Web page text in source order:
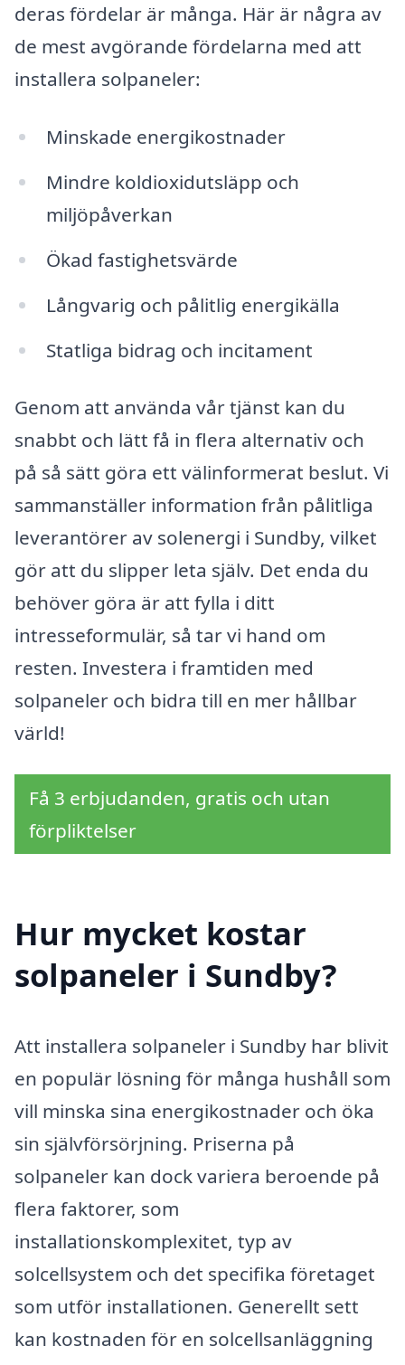
deras fördelar är många. Här är några av
de mest avgörande fördelarna med att
installera solpaneler:
Minskade energikostnader
Mindre koldioxidutsläpp och
miljöpåverkan
Ökad fastighetsvärde
Långvarig och pålitlig energikälla
Statliga bidrag och incitament
Genom att använda vår tjänst kan du
snabbt och lätt få in flera alternativ och
på så sätt göra ett välinformerat beslut. Vi
sammanställer information från pålitliga
leverantörer av solenergi i Sundby, vilket
gör att du slipper leta själv. Det enda du
behöver göra är att fylla i ditt
intresseformulär, så tar vi hand om
resten. Investera i framtiden med
solpaneler och bidra till en mer hållbar
värld!
Få 3 erbjudanden, gratis och utan
förpliktelser
Hur mycket kostar
solpaneler i Sundby?
Att installera solpaneler i Sundby har blivit
en populär lösning för många hushåll som
vill minska sina energikostnader och öka
sin självförsörjning. Priserna på
solpaneler kan dock variera beroende på
flera faktorer, som
installationskomplexitet, typ av
solcellsystem och det specifika företaget
som utför installationen. Generellt sett
kan kostnaden för en solcellsanläggning